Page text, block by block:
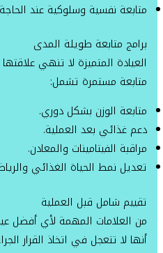
متابعة نفسية وسلوكية عند
برامج متابعة طويلة المدى
العيادة المتميزة لا تنهي
متابعة مستمرة تشمل:
متابعة الوزن بشكل دوري.
دعم غذائي بعد العملية.
مراقبة الفيتامينات والمعادن.
تعديل نمط الحياة الغذائي
تقييم شامل قبل العملية
من العلامات المهمة لأي أفضل
أنها لا تتعجل في اتخاذ القرار